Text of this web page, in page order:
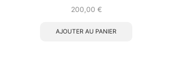
200,00 €
AJOUTER AU PANIER